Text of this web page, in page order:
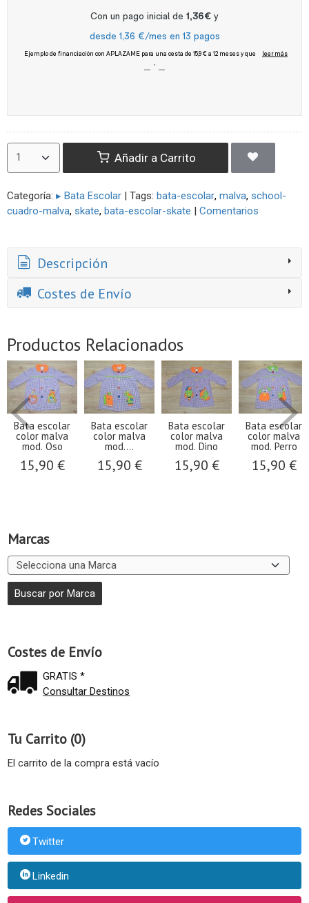
Marcas
Costes de Envío
GRATIS *
Consultar Destinos
Tu Carrito (0)
El carrito de la compra está vacío
Redes Sociales
Twitter
Linkedin
Añadir a Carrito
Categoría: ▸ Bata Escolar | Tags: bata-escolar malva school-
cuadro-malva skate bata-escolar-skate | Comentarios
Descripción
Costes de Envío
Productos Relacionados
Bata escolar
color malva
mod. Oso
15,90 €
Bata escolar
color malva
mod....
15,90 €
Bata escolar
color malva
mod. Dino
15,90 €
Bata escolar
color malva
mod. Perro
15,90 €